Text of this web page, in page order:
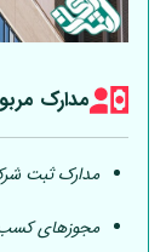
مدارک
مدارک ثبت
مجوزهای کسب